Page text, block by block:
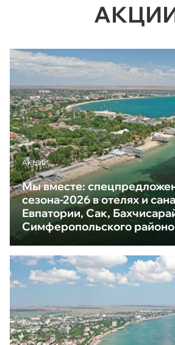
АКЦИИ
Мы вместе:
сезона-2026 в отелях и
Евпатории, Сак,
Симферопольского